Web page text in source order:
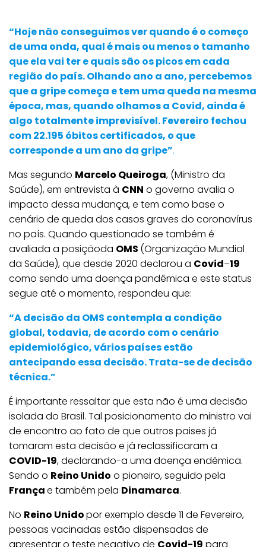
“Hoje não conseguimos ver quando é o começo
de uma onda, qual é mais ou menos o tamanho
que ela vai ter e quais são os picos em cada
região do país. Olhando ano a ano, percebemos
que a gripe começa e tem uma queda na mesma
época, mas, quando olhamos a Covid, ainda é
algo totalmente imprevisível. Fevereiro fechou
com 22.195 óbitos certificados, o que
corresponde a um ano da gripe”.
Mas segundo Marcelo Queiroga, (Ministro da
Saúde), em entrevista à CNN o governo avalia o
impacto dessa mudança, e tem como base o
cenário de queda dos casos graves do coronavírus
no país. Quando questionado se também é
avaliada a posiçãoda OMS (Organização Mundial
da Saúde), que desde 2020 declarou a Covid–19
como sendo uma doença pandêmica e este status
segue até o momento, respondeu que:
“A decisão da OMS contempla a condição
global, todavia, de acordo com o cenário
epidemiológico, vários países estão
antecipando essa decisão. Trata-se de decisão
técnica.”
É importante ressaltar que esta não é uma decisão
isolada do Brasil. Tal posicionamento do ministro vai
de encontro ao fato de que outros paises já
tomaram esta decisão e já reclassificaram a
COVID-19, declarando-a uma doença endêmica.
Sendo o Reino Unido o pioneiro, seguido pela
Françae também pela Dinamarca.
No Reino Unidopor exemplo desde 11 de Fevereiro,
pessoas vacinadas estão dispensadas de
apresentar o teste negativo de Covid-19 para